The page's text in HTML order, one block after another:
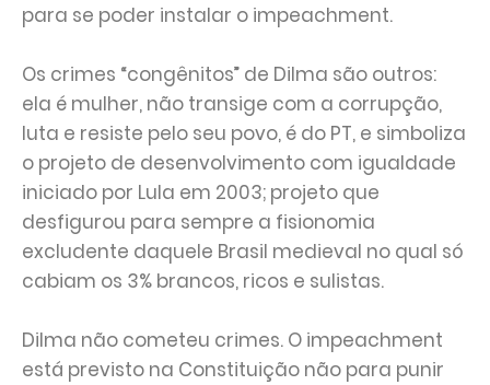
para se poder instalar o impeachment.
Os crimes “congênitos” de Dilma são outros:
ela é mulher, não transige com a corrupção,
luta e resiste pelo seu povo, é do PT, e simboliza
o projeto de desenvolvimento com igualdade
iniciado por Lula em 2003; projeto que
desfigurou para sempre a fisionomia
excludente daquele Brasil medieval no qual só
cabiam os 3% brancos, ricos e sulistas.
Dilma não cometeu crimes. O impeachment
está previsto na Constituição não para punir